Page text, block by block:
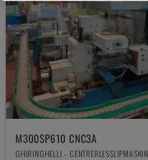
M300SP610 CNC3A
GHIRINGHELLI - CENTRERLESSLIPMASKIN